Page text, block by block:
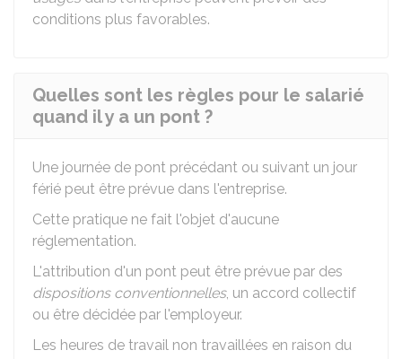
conditions plus favorables.
Quelles sont les règles pour le salarié
quand il y a un pont ?
Une journée de pont précédant ou suivant un jour
férié peut être prévue dans l'entreprise.
Cette pratique ne fait l'objet d'aucune
réglementation.
L'attribution d'un pont peut être prévue par des
dispositions conventionnelles, un accord collectif
ou être décidée par l'employeur.
Les heures de travail non travaillées en raison du